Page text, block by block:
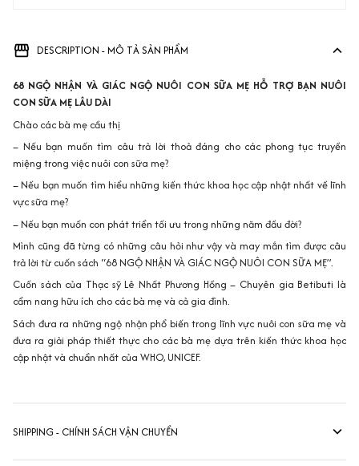
DESCRIPTION - MÔ TẢ SẢN PHẨM
68 NGỘ NHẬN VÀ GIÁC NGỘ NUÔI CON SỮA MẸ HỖ TRỢ BẠN NUÔI
CON SỮA MẸ LÂU DÀI
Chào các bà mẹ cầu thị️
– Nếu bạn muốn tìm câu trả lời thoả đáng cho các phong tục truyền
miệng trong việc nuôi con sữa mẹ?
– Nếu bạn muốn tìm hiểu những kiến thức khoa học cập nhật nhất về lĩnh
vực sữa mẹ?
– Nếu bạn muốn con phát triển tối ưu trong những năm đầu đời?
Mình cũng đã từng có những câu hỏi như vậy và may mắn tìm được câu
trả lời từ cuốn sách “68 NGỘ NHẬN VÀ GIÁC NGỘ NUÔI CON SỮA MẸ”.
Cuốn sách của Thạc sỹ Lê Nhất Phương Hồng – Chuyên gia Betibuti là
cẩm nang hữu ích cho các bà mẹ và cả gia đình.
Sách đưa ra những ngộ nhận phổ biến trong lĩnh vực nuôi con sữa mẹ và
đưa ra giải pháp thiết thực cho các bà mẹ dựa trên kiến thức khoa học
cập nhật và chuẩn nhất của WHO, UNICEF.
SHIPPING - CHÍNH SÁCH VẬN CHUYỂN